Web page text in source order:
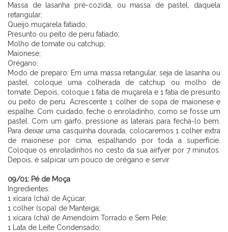
Massa de lasanha pré-cozida, ou massa de pastel, daquela
retangular;
Queijo muçarela fatiado;
Presunto ou peito de peru fatiado;
Molho de tomate ou catchup;
Maionese;
Orégano;
Modo de preparo: Em uma massa retangular, seja de lasanha ou
pastel, coloque uma colherada de catchup ou molho de
tomate. Depois, coloque 1 fatia de muçarela e 1 fatia de presunto
ou peito de peru. Acrescente 1 colher de sopa de maionese e
espalhe. Com cuidado, feche o enroladinho, como se fosse um
pastel. Com um garfo, pressione as laterais para fechá-lo bem.
Para deixar uma casquinha dourada, colocaremos 1 colher extra
de maionese por cima, espalhando por toda a superfície.
Coloque os enroladinhos no cesto da sua airfyer por 7 minutos.
Depois, é salpicar um pouco de orégano e servir
09/01: Pé de Moça
Ingredientes:
1 xícara (chá) de Açúcar;
1 colher (sopa) de Manteiga;
1 xícara (chá) de Amendoim Torrado e Sem Pele;
1 Lata de Leite Condensado;